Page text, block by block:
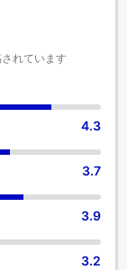
れています
4.3
3.7
3.9
3.2